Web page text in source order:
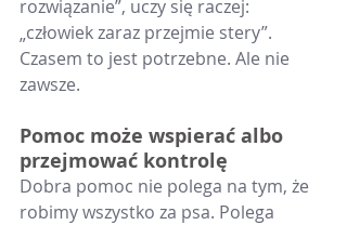
rozwiązanie”, uczy się raczej:
„człowiek zaraz przejmie stery”.
Czasem to jest potrzebne. Ale nie
zawsze.
Pomoc może wspierać albo
przejmować kontrolę
Dobra pomoc nie polega na tym, że
robimy wszystko za psa. Polega